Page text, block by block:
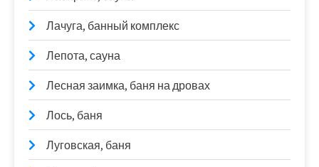
Лачуга, банный комплекс
Лепота, сауна
Лесная заимка, баня на дровах
Лось, баня
Луговская, баня